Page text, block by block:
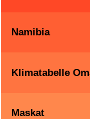
Namibia
Klimatabelle
Maskat